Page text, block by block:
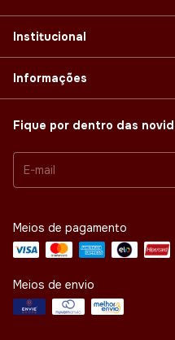
Institucional
Informações
Fique por dentro das
Meios de pagamento
Meios de envio